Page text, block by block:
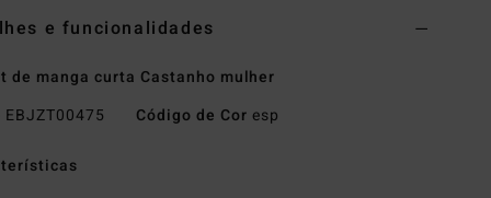
e funcionalidades
de manga curta Castanho mulher
EBJZT00475 Código de Cor esp